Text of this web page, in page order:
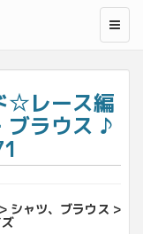
☆レース編
ブラウス ♪
シャツ、ブラウス >